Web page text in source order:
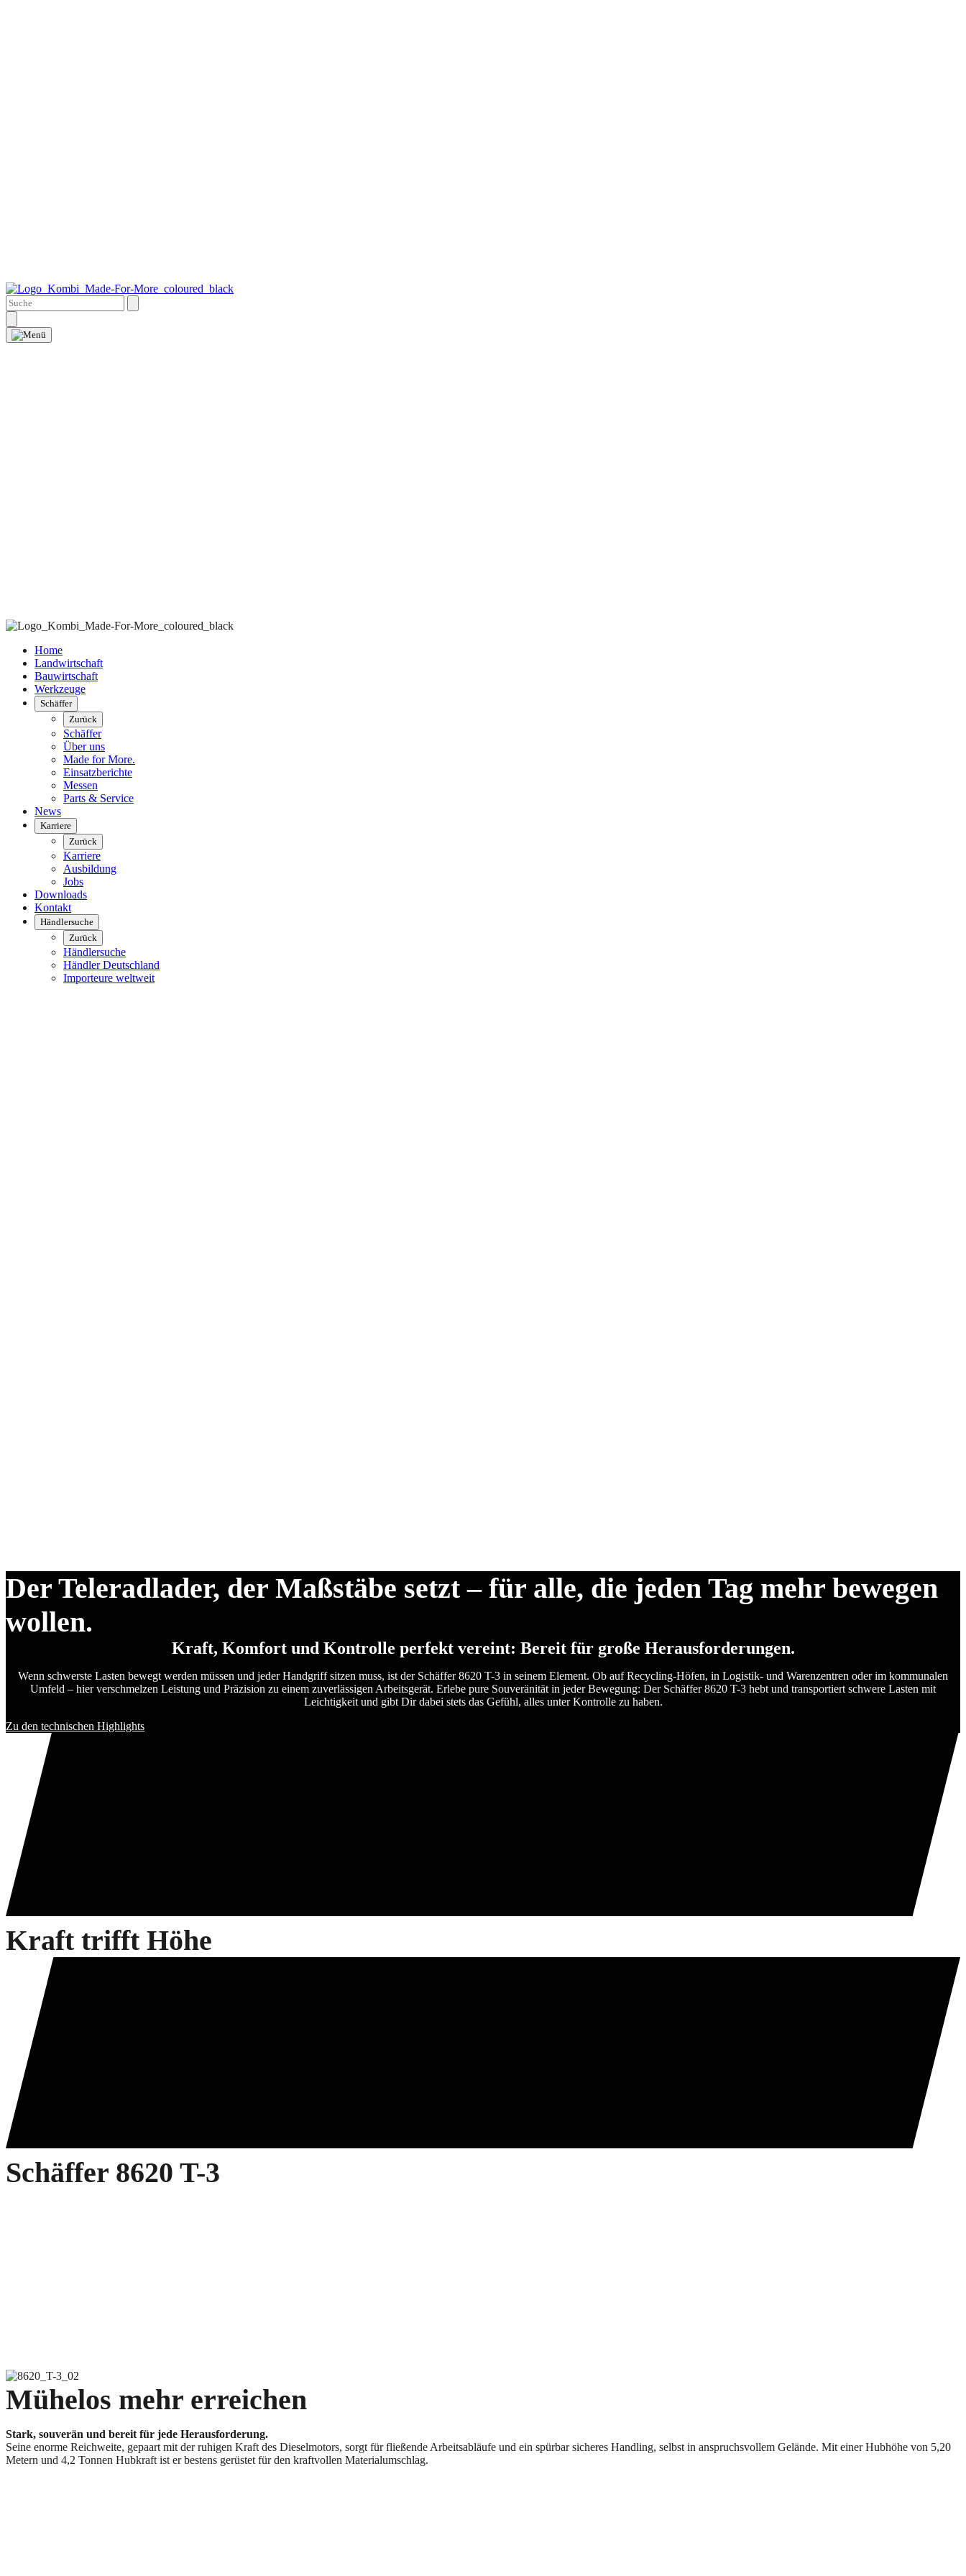
Home
Landwirtschaft
Bauwirtschaft
Werkzeuge
Schäffer
Zurück
Schäffer
Über uns
Made for More.
Einsatzberichte
Messen
Parts & Service
News
Karriere
Zurück
Karriere
Ausbildung
Jobs
Downloads
Kontakt
Händlersuche
Zurück
Händlersuche
Händler Deutschland
Importeure weltweit
Kraft trifft Höhe
Schäffer 8620 T-3
Der Teleradlader, der Maßstäbe setzt – für alle, die jeden Tag mehr bewegen
wollen.
Kraft, Komfort und Kontrolle perfekt vereint: Bereit für große Herausforderungen.
Wenn schwerste Lasten bewegt werden müssen und jeder Handgriff sitzen muss, ist der Schäffer 8620 T-3 in seinem Element. Ob auf Recycling-Höfen, in Logistik- und Warenzentren oder im kommunalen
Umfeld – hier verschmelzen Leistung und Präzision zu einem zuverlässigen Arbeitsgerät. Erlebe pure Souveränität in jeder Bewegung: Der Schäffer 8620 T-3 hebt und transportiert schwere Lasten mit
Leichtigkeit und gibt Dir dabei stets das Gefühl, alles unter Kontrolle zu haben.
Zu den technischen Highlights
Mühelos mehr erreichen
Stark, souverän und bereit für jede Herausforderung.
Seine enorme Reichweite, gepaart mit der ruhigen Kraft des Dieselmotors, sorgt für fließende Arbeitsabläufe und ein spürbar sicheres Handling, selbst in anspruchsvollem Gelände. Mit einer Hubhöhe von 5,20
Metern und 4,2 Tonnen Hubkraft ist er bestens gerüstet für den kraftvollen Materialumschlag.